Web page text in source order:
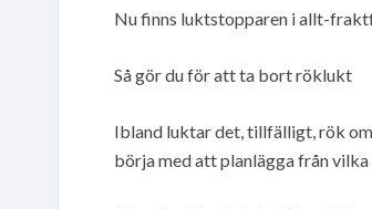
Nu finns luktstopparen i allt-
Så gör du för att ta bort röklukt
Ibland luktar det, tillfälligt, rök
börja med att planlägga från